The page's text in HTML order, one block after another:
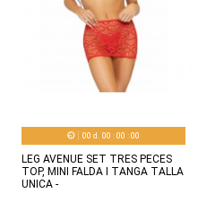
00 d. 00 :00 :00
LEG AVENUE SET TRES PECES
TOP, MINI FALDA I TANGA TALLA
UNICA -